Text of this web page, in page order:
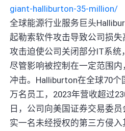
giant-halliburton-35-million/
全球能源行业服务巨头
起勒索软件攻击导致公司损
攻击迫使公司关闭部分IT系统
尽管影响被控制在一定范围
冲击。Halliburton在全球70个
万名员工，2023年营收超过
日，公司向美国证券交易委
实一名未经授权的第三方侵